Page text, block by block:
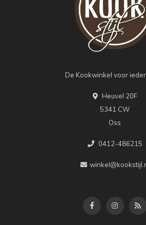
De Kookwinkel voor
Heuvel 20F
5341 CW
Oss
0412-486215